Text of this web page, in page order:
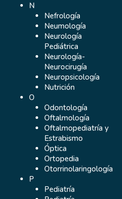
N
Nefrología
Neumología
Neurología
Pediátrica
Neurología-
Neurocirugía
Neuropsicología
Nutrición
O
Odontología
Oftalmología
Oftalmopediatría y
Estrabismo
Óptica
Ortopedia
Otorrinolaringología
P
Pediatría